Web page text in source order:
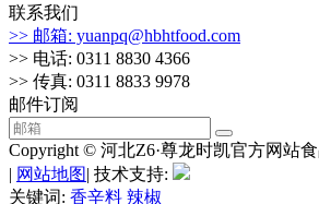
联系我们
>> 邮箱: yuanpq@hbhtfood.com
>> 电话: 0311 8830 4366
>> 传真: 0311 8833 9978
邮件订阅
Copyright © 河北Z6·尊龙时凯官方网站
| 网站地图| 技术支持:
关键词: 香辛料 辣椒